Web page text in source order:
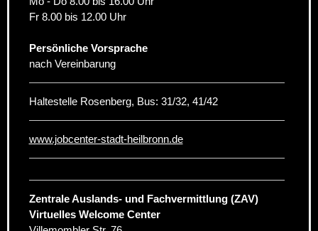
Fr 8.00 bis 12.00 Uhr
Persönliche Vorsprache
nach Vereinbarung
Haltestelle Rosenberg, Bus: 31/32, 41/42
www.jobcenter-stadt-heilbronn.de
Zentrale Auslands- und Fachvermittlung (ZAV)
Virtuelles Welcome Center